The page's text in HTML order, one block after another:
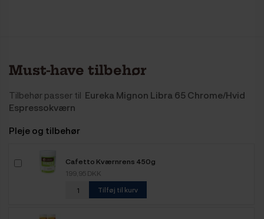
Must-have tilbehør
Tilbehør passer til Eureka Mignon Libra 65 Chrome/Hvid
Espressokværn
Pleje og tilbehør
Cafetto Kværnrens 450g
199,95 DKK
Tilføj til kurv